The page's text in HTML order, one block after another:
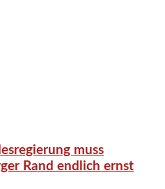
muss
Rand endlich ernst